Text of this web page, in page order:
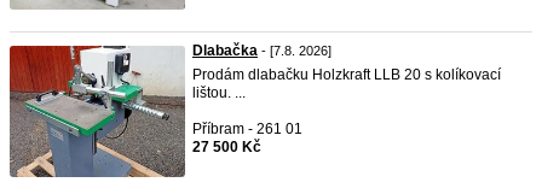
Dlabačka - [7.8. 2026]
Prodám dlabačku Holzkraft LLB 20 s kolíkovací
lištou. ...
Příbram - 261 01
27 500 Kč